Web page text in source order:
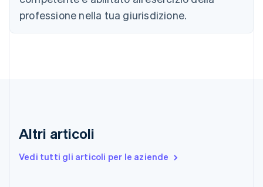
professione nella tua giurisdizione.
Altri articoli
Vedi tutti gli articoli per le aziende
Cipro
English
EnglishSvenska
FrançaisEnglish